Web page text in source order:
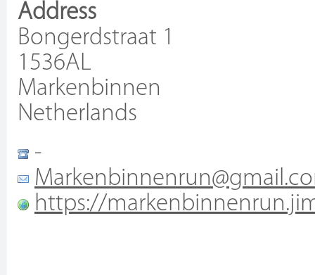
Address
Bongerdstraat 1
1536AL
Markenbinnen
Netherlands
-
https://